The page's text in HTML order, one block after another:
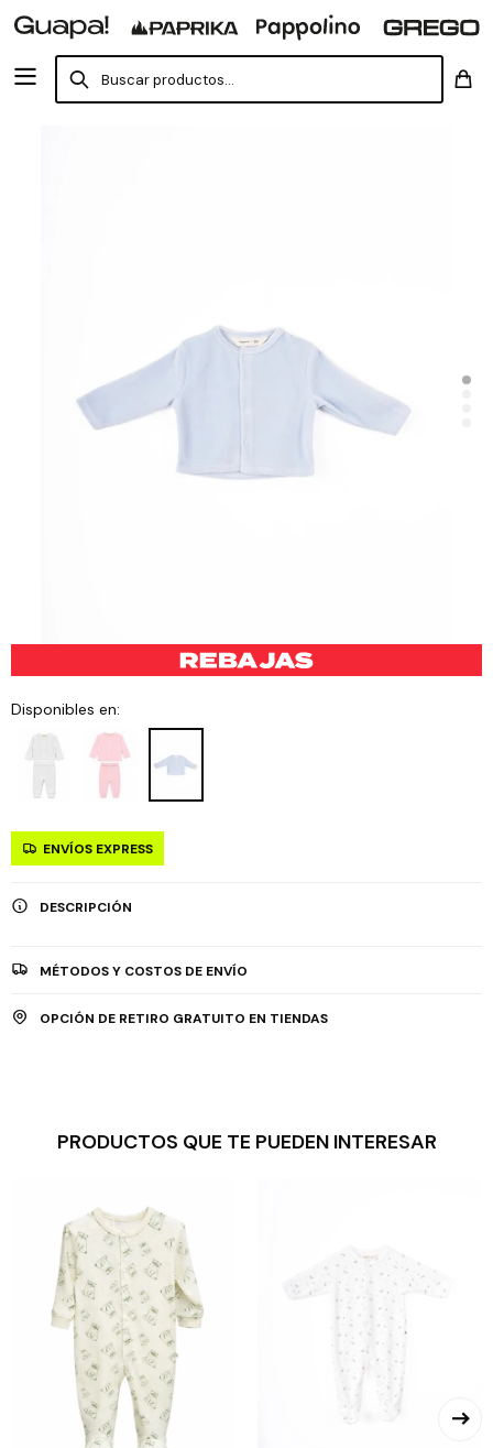
Disponibles en:
ENVÍOS EXPRESS
DESCRIPCIÓN
MÉTODOS Y COSTOS DE ENVÍO
OPCIÓN DE RETIRO GRATUITO EN TIENDAS
PRODUCTOS QUE TE PUEDEN INTERESAR